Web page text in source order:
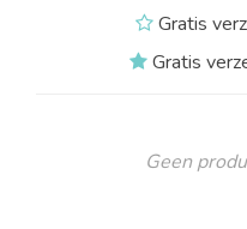
Gratis
Gratis
Geen